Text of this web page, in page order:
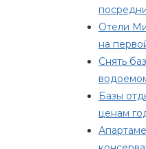
Отели
на
Снять
Базы
ценам